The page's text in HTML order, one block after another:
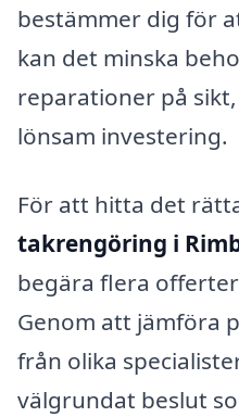
bestämmer dig för
kan det minska
reparationer på
lönsam investering.
För att hitta det
takrengöring i
begära flera
Genom att jämföra
från olika
välgrundat beslut